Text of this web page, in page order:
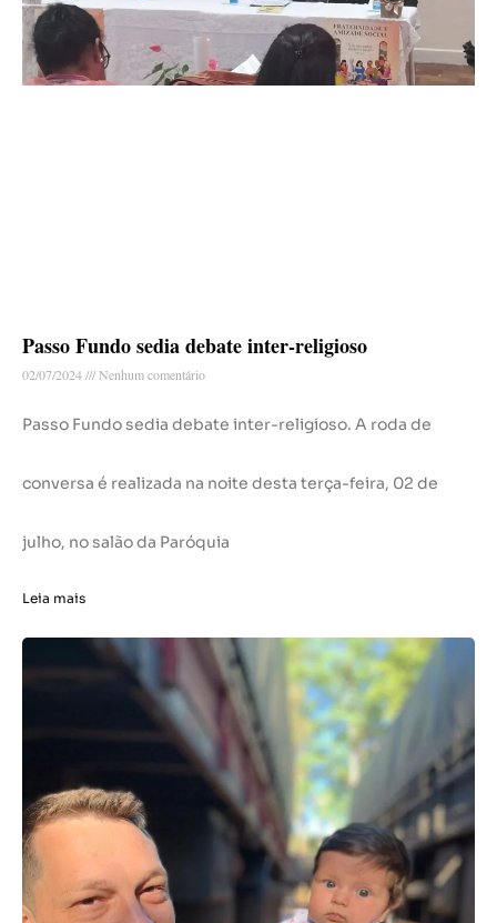
Passo Fundo sedia debate inter-religioso
02/07/2024 Nenhum comentário
Passo Fundo sedia debate inter-religioso. A roda de
conversa é realizada na noite desta terça-feira, 02 de
julho, no salão da Paróquia
Leia mais